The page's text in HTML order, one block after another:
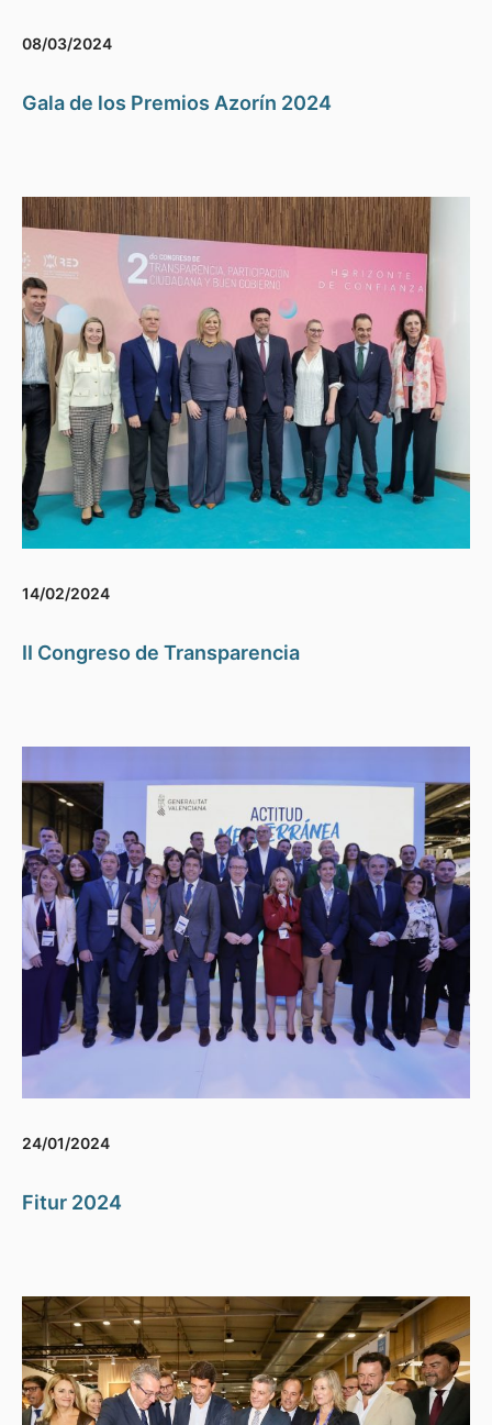
08/03/2024
Gala de los Premios Azorín 2024
14/02/2024
II Congreso de Transparencia
24/01/2024
Fitur 2024